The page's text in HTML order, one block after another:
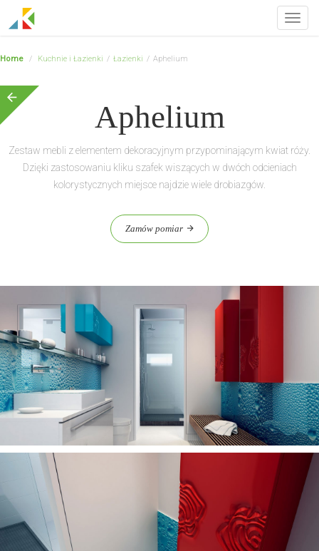
Home / Kuchnie i Łazienki / Łazienki / Aphelium
Aphelium
Zestaw mebli z elementem dekoracyjnym przypominającym kwiat róży.
Dzięki zastosowaniu kliku szafek wiszących w dwóch odcieniach
kolorystycznych miejsce najdzie wiele drobiazgów.
Zamów pomiar